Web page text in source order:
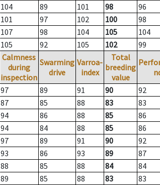
104 89 101 98
96
101 97 102 100
98
107 98 104 105
104
105 92 105 102 99
Calmness
during
inspection
Swarming
drive
Varroa-
index
Total
breeding
value
97 89 91 90
92
87 85 88 83
83
94 86 88 85
86
94 84 88 85
86
97 89 91 90
92
93 86 93 89
87
88 85 88 84
84
89 85 88 83 83